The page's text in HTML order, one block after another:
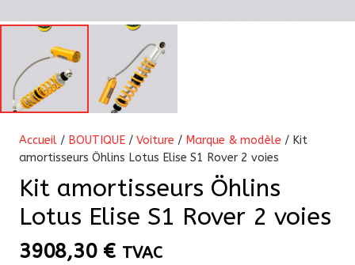
Accueil / BOUTIQUE / Voiture / Marque & modèle / Kit
amortisseurs Öhlins Lotus Elise S1 Rover 2 voies
Kit amortisseurs Öhlins
Lotus Elise S1 Rover 2 voies
3908,30 € TVAC